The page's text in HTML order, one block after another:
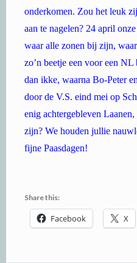
onderkomen. Zou het leuk
aan te nagelen? 24 april
waar alle zonen bij zijn,
zo’n beetje een voor een
dan ikke, waarna Bo-Peter
door de V.S. eind mei op
enig achtergebleven
zijn? We houden jullie
fijne Paasdagen!
Share this:
Facebook X